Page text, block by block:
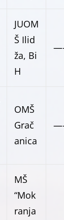
JUOM
Š Ilid
ža, Bi
H
OMŠ
Grač
anica
MŠ
“Mok
ranja